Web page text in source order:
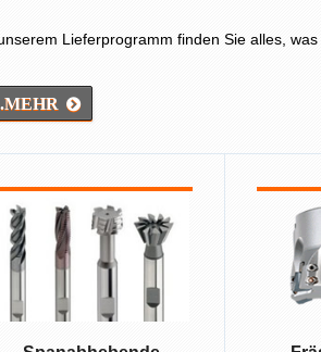
Lieferprogramm finden Sie alles,
: